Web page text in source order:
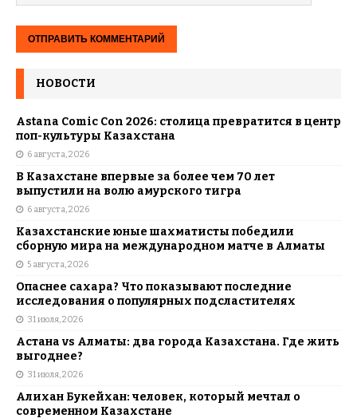
НОВОСТИ
Astana Comic Con 2026: столица превратится в центр
поп-культуры Казахстана
6 августа, 2026
В Казахстане впервые за более чем 70 лет
выпустили на волю амурского тигра
6 августа, 2026
Казахстанские юные шахматисты победили
сборную мира на международном матче в Алматы
5 августа, 2026
Опаснее сахара? Что показывают последние
исследования о популярных подсластителях
31 июля, 2026
Астана vs Алматы: два города Казахстана. Где жить
выгоднее?
31 июля, 2026
Алихан Букейхан: человек, который мечтал о
современном Казахстане